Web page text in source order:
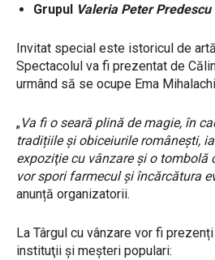
Grupul Valeria Peter Predescu
Invitat special este istoricul de artă
Spectacolul va fi prezentat de
urmând să se ocupe Ema
„Va fi o seară plină de magie, în
tradițiile și obiceiurile românești,
expoziţie cu vânzare şi o tombolă
vor spori farmecul şi încărcătura
anunță organizatorii.
La Târgul cu vânzare vor fi
instituţii şi meşteri populari: